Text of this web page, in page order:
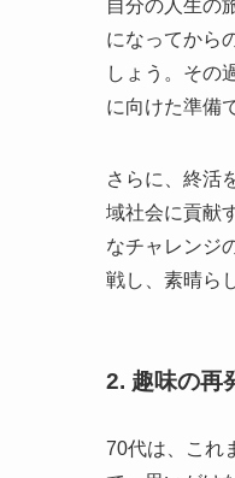
自分の人生の
になってから
しょう。その
に向けた準備
さらに、終活
域社会に貢献
なチャレンジ
戦し、素晴ら
2. 趣味の再
70代は、これ